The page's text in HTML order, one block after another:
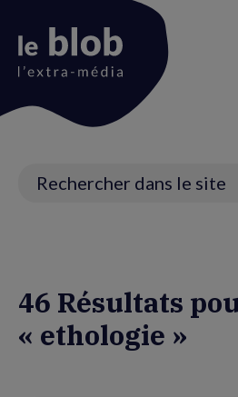
46 Résultats
« ethologie »